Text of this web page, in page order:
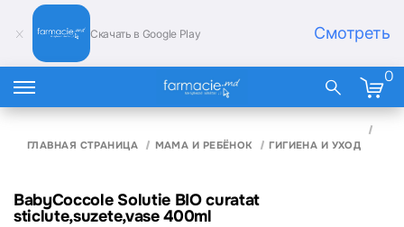
Скачать в Google Play Смотреть
0
ГЛАВНАЯ СТРАНИЦА МАМА И РЕБЁНОК ГИГИЕНА И УХОД
BabyCoccole Solutie BIO curatat
sticlute,suzete,vase 400ml